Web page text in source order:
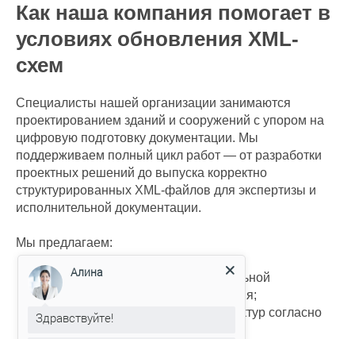
Как наша компания помогает в
условиях обновления XML-
схем
Специалисты нашей организации занимаются
проектированием зданий и сооружений с упором на
цифровую подготовку документации. Мы
поддерживаем полный цикл работ — от разработки
проектных решений до выпуска корректно
структурированных XML-файлов для экспертизы и
исполнительной документации.
Мы предлагаем:
адаптацию проектной и исполнительной
документации под новые требования;
разработку и обновление XML-структур согласно
Алина
Здравствуйте!